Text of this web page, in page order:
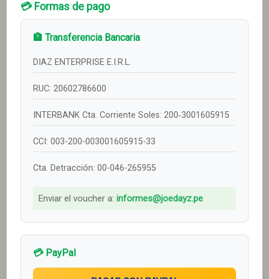
💳 Formas de pago
🏦 Transferencia Bancaria
DIAZ ENTERPRISE E.I.R.L.
RUC: 20602786600
INTERBANK Cta. Corriente Soles: 200‑3001605915
CCI: 003-200-003001605915-33
Cta. Detracción: 00-046-265955
Enviar el voucher a: informes@joedayz.pe
💳 PayPal